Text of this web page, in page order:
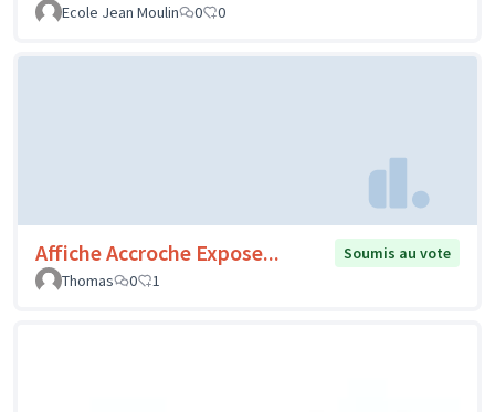
Ecole Jean Moulin 0 0
Affiche Accroche Expose...
Soumis au vote
Thomas
0 1